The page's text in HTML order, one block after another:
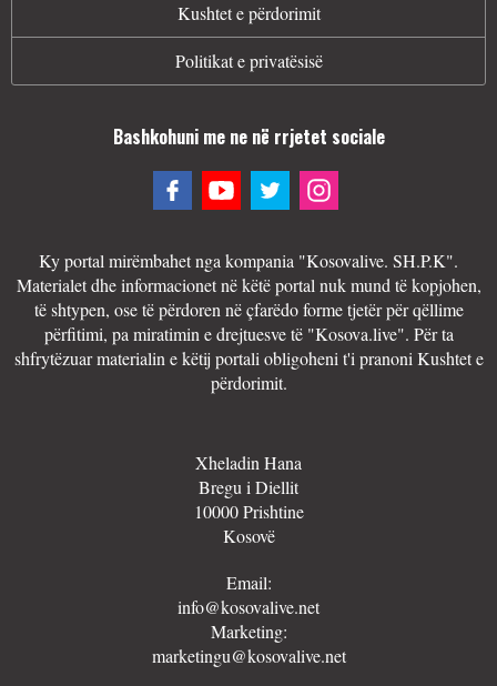
Kushtet e përdorimit
Politikat e privatësisë
Bashkohuni me ne në rrjetet sociale
Ky portal mirëmbahet nga kompania "Kosovalive. SH.P.K".
Materialet dhe informacionet në këtë portal nuk mund të kopjohen,
të shtypen, ose të përdoren në çfarëdo forme tjetër për qëllime
përfitimi, pa miratimin e drejtuesve të "Kosova.live". Për ta
shfrytëzuar materialin e këtij portali obligoheni t'i pranoni Kushtet e
përdorimit.
Xheladin Hana
Bregu i Diellit
10000 Prishtine
Kosovë
Email:
info@kosovalive.net
Marketing:
marketingu@kosovalive.net